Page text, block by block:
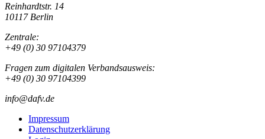
Reinhardtstr. 14
10117 Berlin
Zentrale:
+49 (0) 30 97104379
Fragen zum digitalen Verbandsausweis:
+49 (0) 30 97104399
info@dafv.de
Impressum
Datenschutzerklärung